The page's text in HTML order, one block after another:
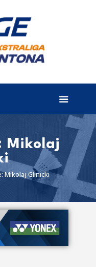
Mikolaj
Mikolaj Glinicki